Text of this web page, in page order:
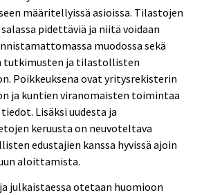
määritellyissä asioissa. Tilastojen
pidettäviä ja niitä voidaan
muodossa sekä
tutkimusten ja tilastollisten
Poikkeuksena ovat yritysrekisterin
ja kuntien viranomaisten toimintaa
Lisäksi uudesta ja
keruusta on neuvoteltava
edustajien kanssa hyvissä ajoin
aloittamista.
julkaistaessa otetaan huomioon